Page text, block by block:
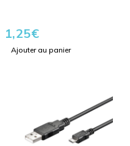
1,25€
Ajouter au panier